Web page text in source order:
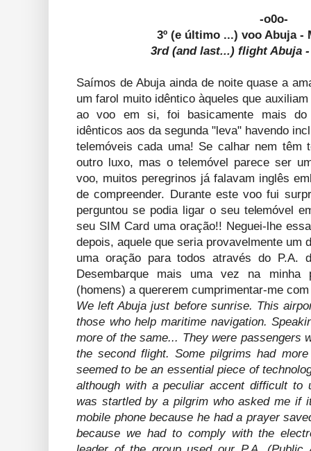
-o0o-
3º (e último ...) voo Abuja -
3rd (and last...) flight Abuja
Saímos de Abuja ainda de noite quase a
um farol muito idêntico àqueles que
ao voo em si, foi basicamente mais do
idênticos aos da segunda "leva" havendo
telemóveis cada uma! Se calhar nem têm
outro luxo, mas o telemóvel parece ser
voo, muitos peregrinos já falavam inglês
de compreender. Durante este voo fui
perguntou se podia ligar o seu telemóvel
seu SIM Card uma oração!! Neguei-lhe
depois, aquele que seria provavelmente um
uma oração para todos através do P.A.
Desembarque mais uma vez na minha
(homens) a quererem cumprimentar-me
We left Abuja just before sunrise. This
those who help maritime navigation.
more of the same... They were passengers
the second flight. Some pilgrims had
seemed to be an essential piece of
although with a peculiar accent difficult to
was startled by a pilgrim who asked me if
mobile phone because he had a prayer
because we had to comply with the